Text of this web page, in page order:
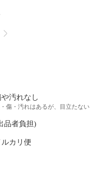
汚れなし
傷・汚れはあるが、目立たない
品者負担)
カリ便